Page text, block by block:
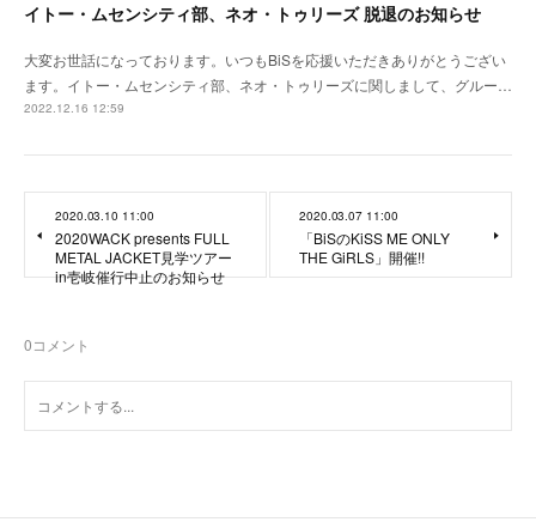
イトー・ムセンシティ部、ネオ・トゥリーズ 脱退のお知らせ
大変お世話になっております。いつもBiSを応援いただきありがとうござい
ます。イトー・ムセンシティ部、ネオ・トゥリーズに関しまして、グルー…
2022.12.16 12:59
2020.03.10 11:00
2020WACK presents FULL
METAL JACKET見学ツアー
in壱岐催行中止のお知らせ
2020.03.07 11:00
「BiSのKiSS ME ONLY
THE GiRLS」開催!!
0コメント